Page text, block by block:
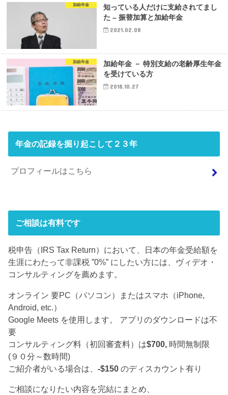
加給年金
知っている人だけに支給されてまし
た – 振替加算と加給年金
2021.02.08
加給年金
加給年金 － 特別支給の老齢厚生年金
を受けている方
2018.10.27
年金の記録を掘り起こして２３年
プロフィールはこちら
ご相談は有料です
税申告（IRS Tax Return）において、日本の年金受給額を
生涯にわたって非課税 ”0%” にしたい方には、ヴィデオ・
コンサルティングを薦めます。
オンライン 要PC（パソコン）またはスマホ（iPhone,
Android, etc.）
Google Meets を使用します。 アプリのダウンロードは不
要
コンサルティング料（初回審査料）は$700, 時間無制限
(９０分～数時間)
ご紹介者がいる場合は、-$150 のディスカウント有り
ご相談になりたい内容を完結にまとめ、